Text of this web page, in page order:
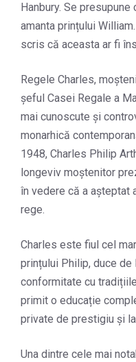
Hanbury. Se
amanta prințului
scris că aceasta ar fi
Regele Charles,
șeful Casei Regale a
mai cunoscute și
monarhică
1948, Charles Philip
longeviv moștenitor
în vedere că a așteptat
rege.
Charles este fiul cel
prințului Philip, duce de
conformitate cu
primit o educație
private de prestigiu și
Una dintre cele mai